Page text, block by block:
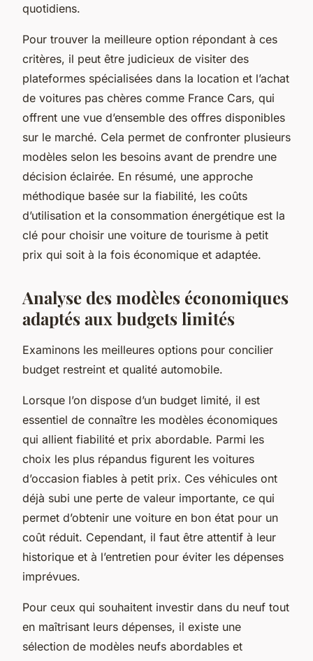
quotidiens.
Pour trouver la meilleure option répondant à ces
critères, il peut être judicieux de visiter des
plateformes spécialisées dans la location et l’achat
de voitures pas chères comme France Cars, qui
offrent une vue d’ensemble des offres disponibles
sur le marché. Cela permet de confronter plusieurs
modèles selon les besoins avant de prendre une
décision éclairée. En résumé, une approche
méthodique basée sur la fiabilité, les coûts
d’utilisation et la consommation énergétique est la
clé pour choisir une voiture de tourisme à petit
prix qui soit à la fois économique et adaptée.
Analyse des modèles économiques
adaptés aux budgets limités
Examinons les meilleures options pour concilier
budget restreint et qualité automobile.
Lorsque l’on dispose d’un budget limité, il est
essentiel de connaître les modèles économiques
qui allient fiabilité et prix abordable. Parmi les
choix les plus répandus figurent les voitures
d’occasion fiables à petit prix. Ces véhicules ont
déjà subi une perte de valeur importante, ce qui
permet d’obtenir une voiture en bon état pour un
coût réduit. Cependant, il faut être attentif à leur
historique et à l’entretien pour éviter les dépenses
imprévues.
Pour ceux qui souhaitent investir dans du neuf tout
en maîtrisant leurs dépenses, il existe une
sélection de modèles neufs abordables et